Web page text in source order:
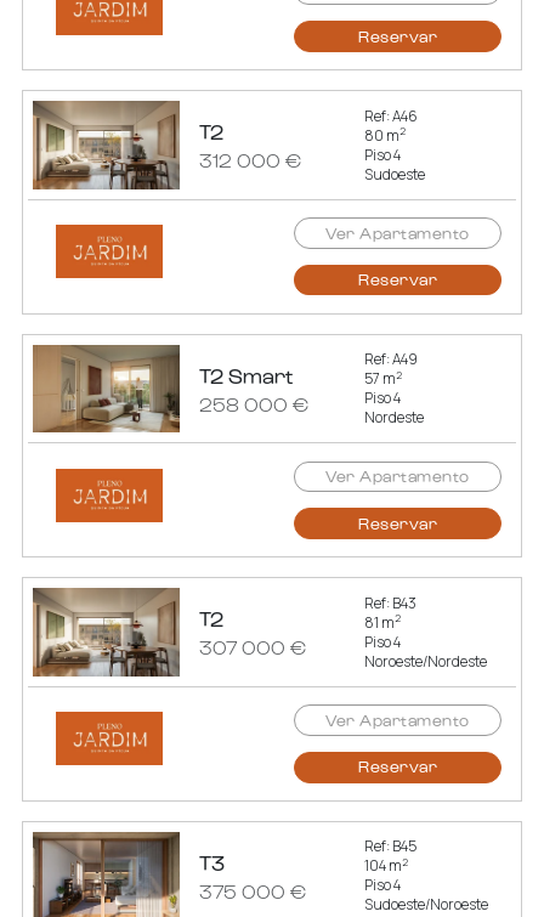
Reservar
T2
312 000 €
Ref: A46
80 m2
Piso 4
Sudoeste
Ver Apartamento
Reservar
T2 Smart
258 000 €
Ref: A49
57 m2
Piso 4
Nordeste
Ver Apartamento
Reservar
T2
307 000 €
Ref: B43
81 m2
Piso 4
Noroeste/Nordeste
Ver Apartamento
Reservar
T3
375 000 €
Ref: B45
104 m2
Piso 4
Sudoeste/Noroeste